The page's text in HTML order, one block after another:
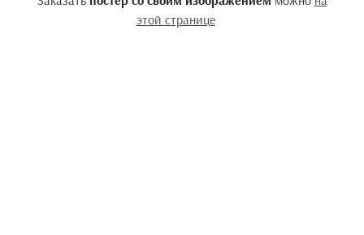
этой странице